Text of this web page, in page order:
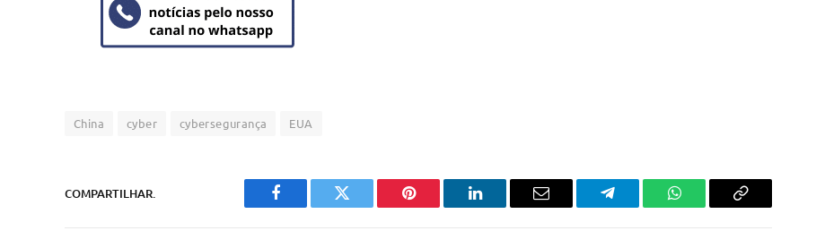
China cyber cybersegurança EUA
COMPARTILHAR.
Facebook Twitter Pinterest LinkedIn Email Telegram WhatsAppCopiar